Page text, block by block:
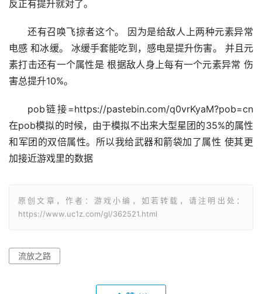
候，元素打击会有一个小的范围伤害 也可以打到boss， 应
该也能算一次击中伤害。 具体的算多少伤害 我也不清楚。
反正有提升就对了。
还有召唤飞掠者这个。 因为是给敌人上两种元素异常
电感 和冰缓。 冰缓手套能吃到，感电是提升伤害。 并且元
素打击还有一个属性是 根据敌人身上每有一个元素异常 伤
害总提升10%。
pob链接=https://pastebin.com/q0vrKyaM?pob=cn
在pob模拟的时候，由于模拟不出来大型星团的35%的属性
加接近游戏里的数据
https://www.uc1z.com/gl/362521.html